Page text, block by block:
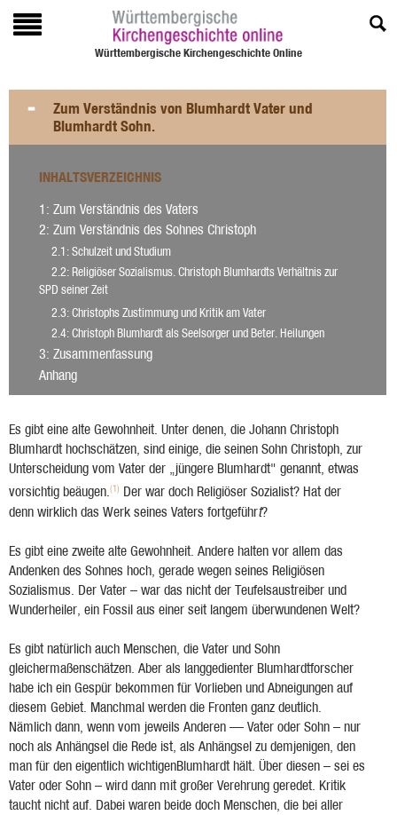
Württembergische Kirchengeschichte Online
Zum Verständnis von Blumhardt Vater und
Blumhardt Sohn.
INHALTSVERZEICHNIS
1 : Zum Verständnis des Vaters
2: Zum Verständnis des Sohnes Christoph
2.1: Schulzeit und Studium
2.2: Religiöser Sozialismus. Christoph Blumhardts Verhältnis zur
SPD seiner Zeit
2.3: Christophs Zustimmung und Kritik am Vater
2.4: Christoph Blumhardt als Seelsorger und Beter. Heilungen
3: Zusammenfassung
Anhang
Es gibt eine alte Gewohnheit. Unter denen, die Johann Christoph
Blumhardt hochschätzen, sind einige, die seinen Sohn Christoph, zur
Unterscheidung vom Vater der „jüngere Blumhardt" genannt, etwas
vorsichtig beäugen.(1) Der war doch Religiöser Sozialist? Hat der
denn wirklich das Werk seines Vaters fortgeführt?
Es gibt eine zweite alte Gewohnheit. Andere halten vor allem das
Andenken des Sohnes hoch, gerade wegen seines Religiösen
Sozialismus. Der Vater – war das nicht der Teufelsaustreiber und
Wunderheiler, ein Fossil aus einer seit langem überwundenen Welt?
Es gibt natürlich auch Menschen, die Vater und Sohn
gleichermaßenschätzen. Aber als langgedienter Blumhardtforscher
habe ich ein Gespür bekommen für Vorlieben und Abneigungen auf
diesem Gebiet. Manchmal werden die Fronten ganz deutlich.
Nämlich dann, wenn vom jeweils Anderen — Vater oder Sohn – nur
noch als Anhängsel die Rede ist, als Anhängsel zu demjenigen, den
man für den eigentlich wichtigenBlumhardt hält. Über diesen – sei es
Vater oder Sohn – wird dann mit großer Verehrung geredet. Kritik
taucht nicht auf. Dabei waren beide doch Menschen, die bei aller